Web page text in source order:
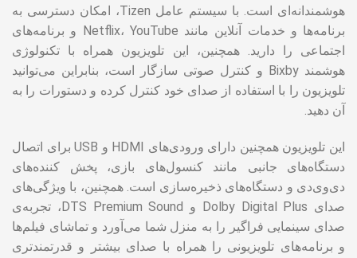
هوشمندانه‌ای است. با سیستم عامل Tizen، امکان دسترسی به
برنامه‌ها و خدمات آنلاین مانند Netflix، YouTube و برنامه‌های
اجتماعی را دارید. همچنین، این تلویزیون همراه با تکنولوژی
هوشمند Bixby و کنترل صوتی سازگار است، بنابراین می‌توانید
تلویزیون را با استفاده از صدای خود کنترل کرده و دستورات را به
آن دهید.
این تلویزیون همچنین دارای ورودی‌های HDMI و USB برای اتصال
دستگاه‌های جانبی مانند کنسول‌های بازی، پخش کننده‌های
دی‌وی‌دی و دستگاه‌های ذخیره‌سازی است. همچنین، با ویژگی‌های
صدای Dolby Digital Plus و DTS Premium Sound، تجربه‌ی
صدای سینمایی فراگیر را به منزل شما می‌آورد و تماشای فیلم‌ها
و برنامه‌های تلویزیونی را همراه با صدای بیشتر و قدرتمندتری